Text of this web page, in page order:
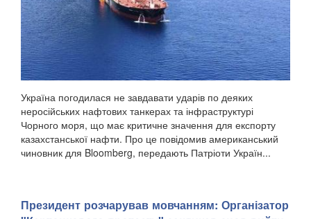
Україна погодилася не завдавати ударів по деяких
неросійських нафтових танкерах та інфраструктурі
Чорного моря, що має критичне значення для експорту
казахстанської нафти. Про це повідомив американський
чиновник для Bloomberg, передають Патріоти Україн...
Президент розчарував мовчанням: Організатор